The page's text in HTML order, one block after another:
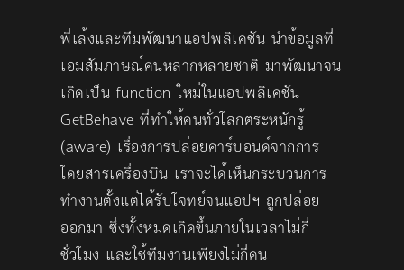
พี่เล้งและทีมพัฒนาแอปพลิเคชัน นำข้อมูลที่
เอมสัมภาษณ์คนหลากหลายชาติ มาพัฒนาจน
เกิดเป็น function ใหม่ในแอปพลิเคชัน
GetBehave ที่ทำให้คนทั่วโลกตระหนักรู้
(aware) เรื่องการปล่อยคาร์บอนด์จากการ
โดยสารเครื่องบิน เราจะได้เห็นกระบวนการ
ทำงานตั้งแต่ได้รับโจทย์จนแอปฯ ถูกปล่อย
ออกมา ซึ่งทั้งหมดเกิดขึ้นภายในเวลาไม่กี่
ชั่วโมง และใช้ทีมงานเพียงไม่กี่คน